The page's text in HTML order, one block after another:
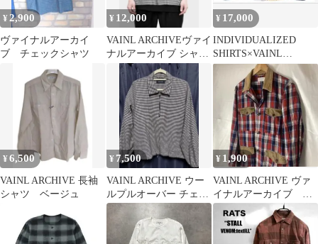
¥2,900
ヴァイナルアーカイ
ブ チェックシャツ
¥ 12,000
VAINL ARCHIVEヴァイ
ナルアーカイブ シャツ
20SS
¥ 17,000
INDIVIDUALIZED
SHIRTS×VAINL
ARCHIVE
¥6,500
VAINL ARCHIVE 長袖
シャツ ベージュ
¥ 7,500
VAINL ARCHIVE ウー
ルプルオーバー チェッ
ク ヴァイナルアーカイ
¥ 1,900
VAINL ARCHIVE ヴァ
イナルアーカイブ チ
ェックシャツ ジャケ
ット